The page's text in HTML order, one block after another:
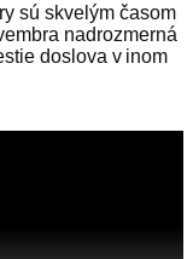
sú skvelým časom
nadrozmerná
doslova v inom